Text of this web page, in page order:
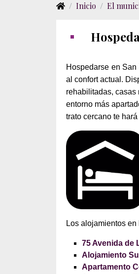
Inicio El
Hospedarse en
al confort actual.
rehabilitadas, casas
entorno más
trato cercano te
Los alojamientos
75 Avenida de
Alojamiento
Apartamento